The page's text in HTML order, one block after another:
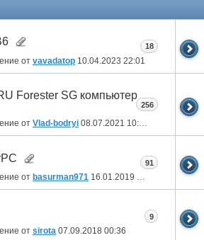
от vavadatop 10.04.2023 22:01
18
Forester SG компьютер
от Vlad-bodryi 08.07.2021 10:55
256
от basurman971 16.01.2019 08:15
91
от sirota 07.09.2018 00:36
9